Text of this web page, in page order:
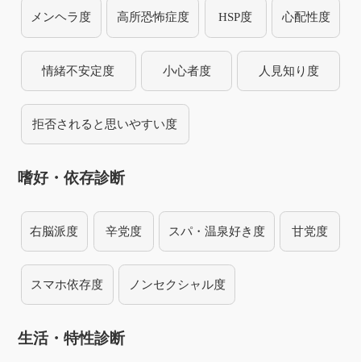
メンヘラ度 高所恐怖症度 HSP度 心配性度
情緒不安定度 小心者度 人見知り度
拒否されると思いやすい度
嗜好・依存診断
右脳派度 辛党度 スパ・温泉好き度 甘党度
スマホ依存度 ノンセクシャル度
生活・特性診断